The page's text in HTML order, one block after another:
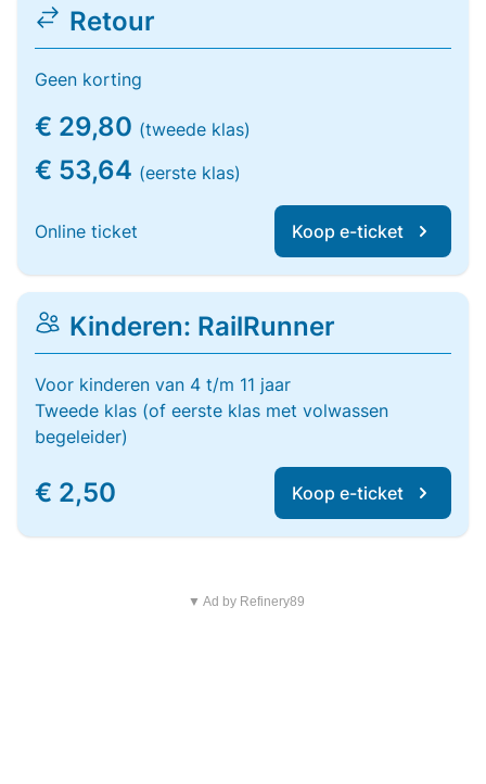
Retour
Geen korting
€ 29,80 (tweede klas)
€ 53,64 (eerste klas)
Online ticket Koop e-ticket
Kinderen: RailRunner
Voor kinderen van 4 t/m 11 jaar
Tweede klas (of eerste klas met volwassen
begeleider)
€ 2,50 Koop e-ticket
▼ Ad by Refinery89